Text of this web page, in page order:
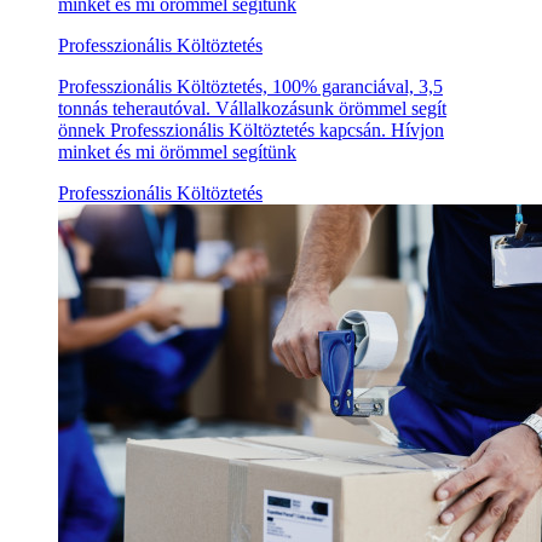
minket és mi örömmel segítünk
Professzionális Költöztetés
Professzionális Költöztetés, 100% garanciával, 3,5
tonnás teherautóval. Vállalkozásunk örömmel segít
önnek Professzionális Költöztetés kapcsán. Hívjon
minket és mi örömmel segítünk
Professzionális Költöztetés